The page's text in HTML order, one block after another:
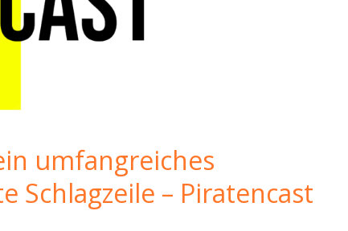
umfangreiches
Schlagzeile – Piratencast